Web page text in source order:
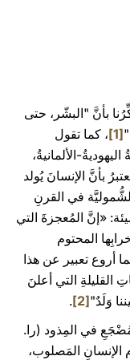
بأنَّ "البشّر، حتى
[1]
، كما تقول
الألمانيةُ،
بأنَّ الإنسانَ يُولد
في القرنِ
«إنَّ المُعجزةَ التي
المحتوم
أروع تعبير عن هذا
القليلةِ التي أعلنَ
وَلَدٌ"[2]
.
في المِذود (را.
الإنسانِ المَصلوب،